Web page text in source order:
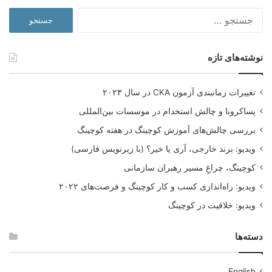
این سختی شامل مشکلاتی نظیر موارد زیر است:
برای مدیریت سرمایه معنوی ارزش قائل نیستند یا آن را خیلی
زیاد قیمت‌گذاری می‌کنند.
برای محافظت از برند خود دچار تردید هستند.
به سرمایه‌گذاران شک دارند و با آن‌ها مرموز رفتار می‌کنند.
نوشته‌های تازه
تغییرات زمانبندی آزمون CKA در سال ۲۰۲۳
پساکرونا و چالش استخدام در موسسات بین‌المللی
بررسی چالش‌های آموزش کوچینگ در هفته کوچینگ
ویدیو: برند خارجی، آری یا خیر؟ (با زیرنویس فارسی)
کوچینگ، چراغِ مسیر رهبران سازمانی
ویدیو: راه‌اندازی کسب و کار کوچینگ و فرصت‌های ۲۰۲۲
ویدیو: خلاقیت در کوچینگ
دسته‌ها